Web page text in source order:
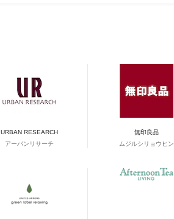
URBAN RESEARCH
アーバンリサーチ
無印良品
ムジルシリョウヒン